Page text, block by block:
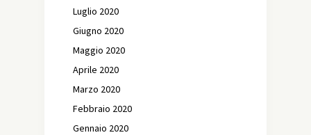
Luglio 2020
Giugno 2020
Maggio 2020
Aprile 2020
Marzo 2020
Febbraio 2020
Gennaio 2020